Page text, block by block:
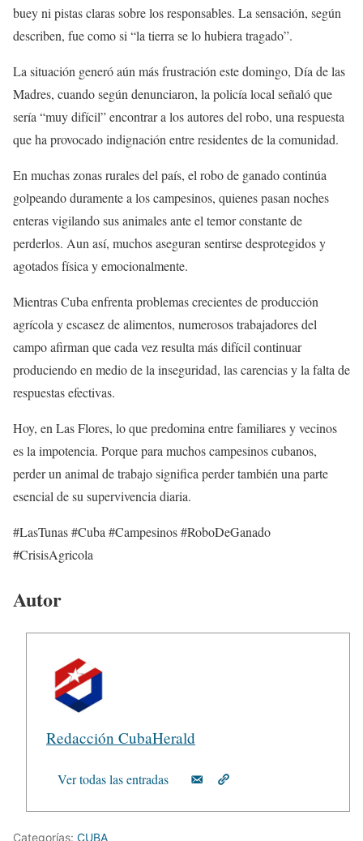
buey ni pistas claras sobre los responsables. La sensación, según
describen, fue como si “la tierra se lo hubiera tragado”.
La situación generó aún más frustración este domingo, Día de las
Madres, cuando según denunciaron, la policía local señaló que
sería “muy difícil” encontrar a los autores del robo, una respuesta
que ha provocado indignación entre residentes de la comunidad.
En muchas zonas rurales del país, el robo de ganado continúa
golpeando duramente a los campesinos, quienes pasan noches
enteras vigilando sus animales ante el temor constante de
perderlos. Aun así, muchos aseguran sentirse desprotegidos y
agotados física y emocionalmente.
Mientras Cuba enfrenta problemas crecientes de producción
agrícola y escasez de alimentos, numerosos trabajadores del
campo afirman que cada vez resulta más difícil continuar
produciendo en medio de la inseguridad, las carencias y la falta de
respuestas efectivas.
Hoy, en Las Flores, lo que predomina entre familiares y vecinos
es la impotencia. Porque para muchos campesinos cubanos,
perder un animal de trabajo significa perder también una parte
esencial de su supervivencia diaria.
#LasTunas #Cuba #Campesinos #RoboDeGanado
#CrisisAgricola
Autor
Redacción CubaHerald
Ver todas las entradas
Categorías: CUBA